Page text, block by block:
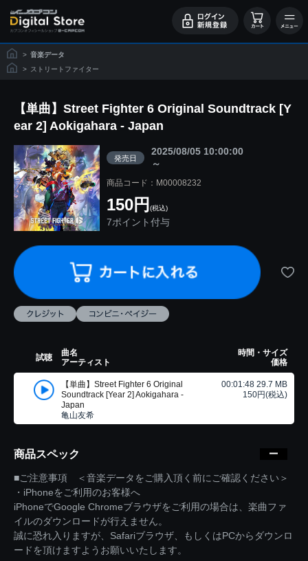
> 音楽データ
>
ストリートファイター
【単曲】Street Fighter 6 Original Soundtrack [Y
ear 2] Aokigahara - Japan
発売日
2025/08/05 10:00:00
～
商品コード：M00008232
150円 (税込)
7ポイント付与
試聴
曲名
アーティスト
時間・サイズ
価格
【単曲】Street Fighter 6 Original
Soundtrack [Year 2] Aokigahara -
Japan
亀山友希
00:01:48 29.7 MB
150円(税込)
商品スペック
■ご注意事項 ＜音楽データをご購入頂く前にご確認ください＞
・iPhoneをご利用のお客様へ
iPhoneでGoogle Chromeブラウザをご利用の場合は、楽曲ファ
イルのダウンロードが行えません。
誠に恐れ入りますが、Safariブラウザ、もしくはPCからダウンロ
ードを頂けますようお願いいたします。